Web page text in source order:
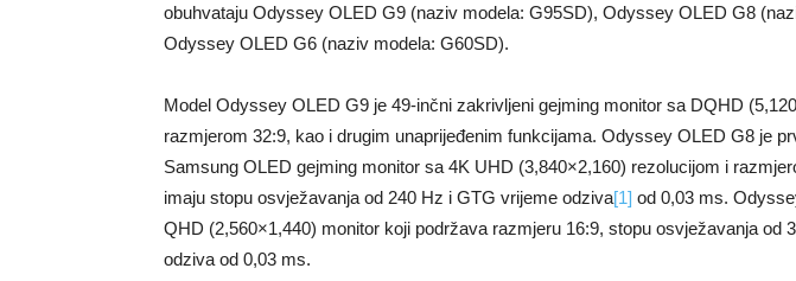
obuhvataju Odyssey OLED G9 (naziv modela: G95SD), Odyssey OLED G8
Odyssey OLED G6 (naziv modela: G60SD).
Model Odyssey OLED G9 je 49-inčni zakrivljeni gejming monitor sa DQHD
razmjerom 32:9, kao i drugim unaprijeđenim funkcijama. Odyssey OLED G8 je
Samsung OLED gejming monitor sa 4K UHD (3,840×2,160) rezolucijom i
imaju stopu osvježavanja od 240 Hz i GTG vrijeme odziva[1] od 0,03 ms.
QHD (2,560×1,440) monitor koji podržava razmjeru 16:9, stopu osvježavanja od
odziva od 0,03 ms.